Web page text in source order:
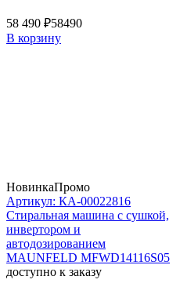
58 490 ₽58490
В корзину
НовинкаПромо
Артикул: КА-00022816
Стиральная машина c сушкой,
инвертором и
автодозированием
MAUNFELD MFWD14116S05
доступно к заказу